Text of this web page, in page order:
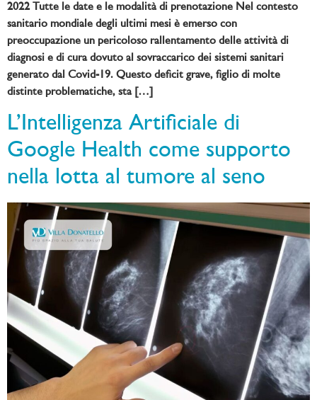
2022 Tutte le date e le modalità di prenotazione Nel contesto
sanitario mondiale degli ultimi mesi è emerso con
preoccupazione un pericoloso rallentamento delle attività di
diagnosi e di cura dovuto al sovraccarico dei sistemi sanitari
generato dal Covid-19. Questo deficit grave, figlio di molte
distinte problematiche, sta […]
L’Intelligenza Artificiale di
Google Health come supporto
nella lotta al tumore al seno